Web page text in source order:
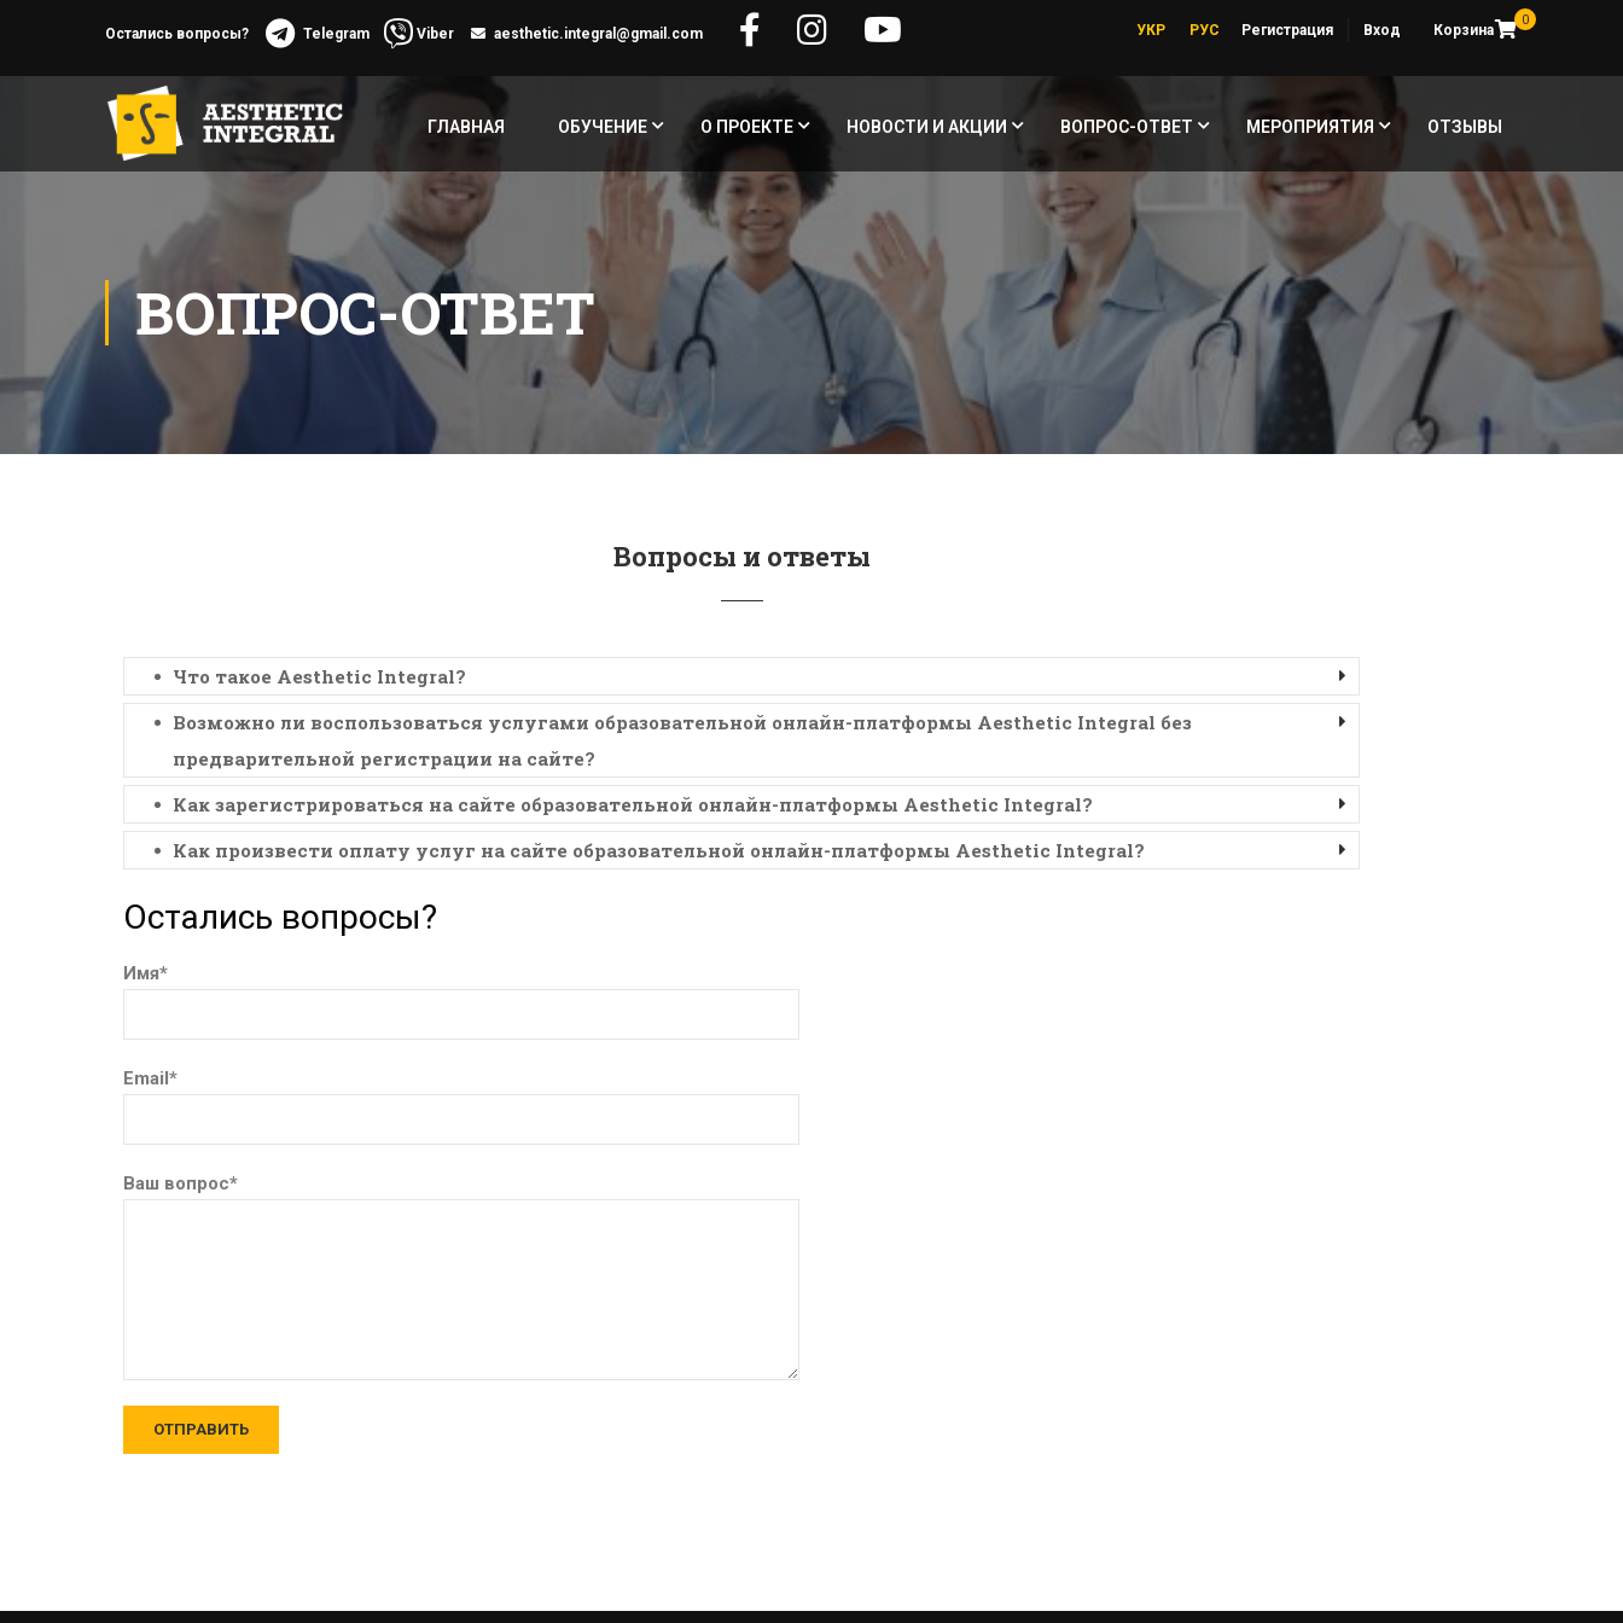
Остались вопросы? Telegram Viber aesthetic.integral@gmail.com
0
Регистрация Вход Корзина
УКР РУС
ГЛАВНАЯ ОБУЧЕНИЕ О ПРОЕКТЕ НОВОСТИ И АКЦИИ ВОПРОС-ОТВЕТ МЕРОПРИЯТИЯ ОТЗЫВЫ
ВОПРОС-ОТВЕТ
Вопросы и ответы
Что такое Aesthetic Integral?
Возможно ли воспользоваться услугами образовательной онлайн-платформы Aesthetic Integral без
предварительной регистрации на сайте?
Как зарегистрироваться на сайте образовательной онлайн-платформы Aesthetic Integral?
Как произвести оплату услуг на сайте образовательной онлайн-платформы Aesthetic Integral?
Остались вопросы?
Имя*
Email*
Ваш вопрос*